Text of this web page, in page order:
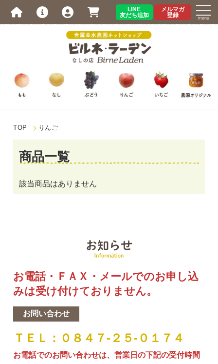
LINE
友だち追加
メルマガ
登録
TOP りんご
商品一覧
該当商品はありません
お電話・ＦＡＸ・メールでのお申し込
みは受け付けておりません。
お問い合わせ
ＴＥＬ：０８４７-２５-０１７４
お電話でのお問い合わせは、営業日の下記の受付時間
menu